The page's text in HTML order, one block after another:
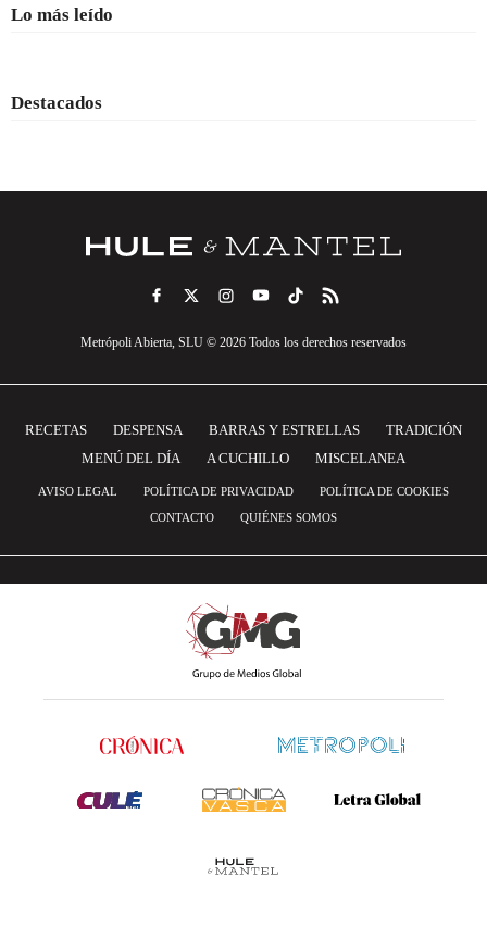
Lo más leído
Destacados
Metrópoli Abierta, SLU © 2026 Todos los derechos reservados
RECETAS DESPENSA BARRAS Y ESTRELLAS
TRADICIÓN
MENÚ DEL DÍA
A CUCHILLO MISCELANEA
AVISO LEGAL POLÍTICA DE PRIVACIDAD
POLÍTICA DE COOKIES
CONTACTO
QUIÉNES SOMOS